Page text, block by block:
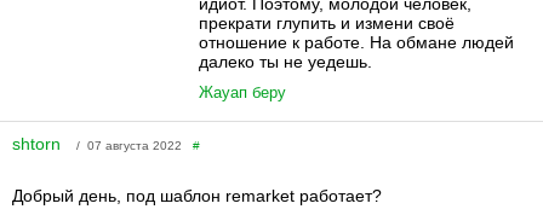
прекрати глупить и измени своё
отношение к работе. На обмане людей
далеко ты не уедешь.
Жауап беру
shtorn / 07 августа 2022 #
Добрый день, под шаблон remarket работает?